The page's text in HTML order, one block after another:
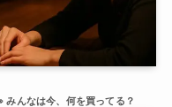
みんなは今、何を買ってる？